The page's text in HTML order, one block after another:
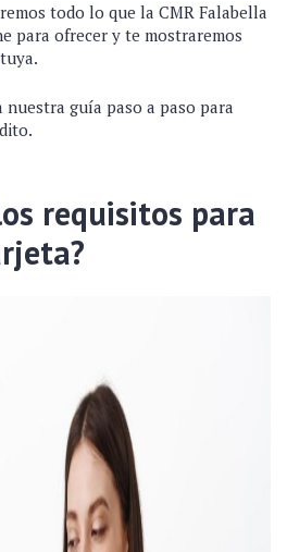
todo lo que la CMR Falabella
para ofrecer y te mostraremos
guía paso a paso para
requisitos para